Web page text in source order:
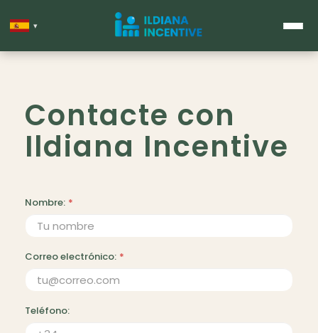
▾
Contacte con
Ildiana Incentive
Nombre: *
Correo electrónico: *
Teléfono: